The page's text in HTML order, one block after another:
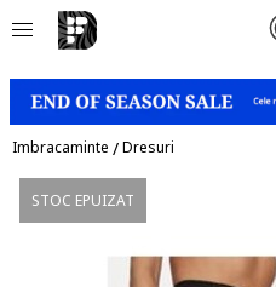
Imbracaminte /Dresuri
STOC EPUIZAT